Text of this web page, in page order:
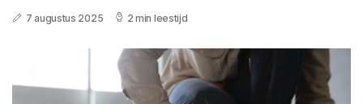
7 augustus 2025 2 min leestijd